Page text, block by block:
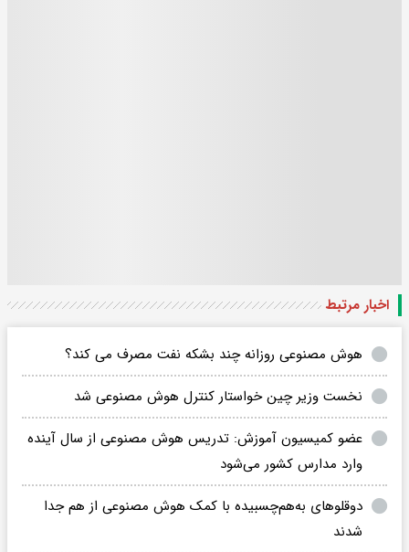
اخبار مرتبط
هوش مصنوعی روزانه چند بشکه نفت مصرف می کند؟
نخست وزیر چین خواستار کنترل هوش مصنوعی شد
عضو کمیسیون آموزش: تدریس هوش مصنوعی از سال آینده
وارد مدارس کشور می‌شود
دوقلوهای به‌هم‌چسبیده با کمک هوش مصنوعی از هم جدا
شدند